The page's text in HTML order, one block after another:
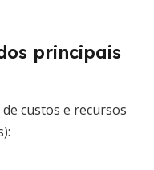
principais
custos e recursos